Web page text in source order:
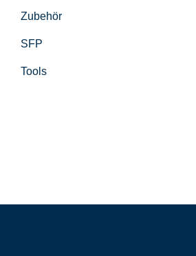
Zubehör
SFP
Tools